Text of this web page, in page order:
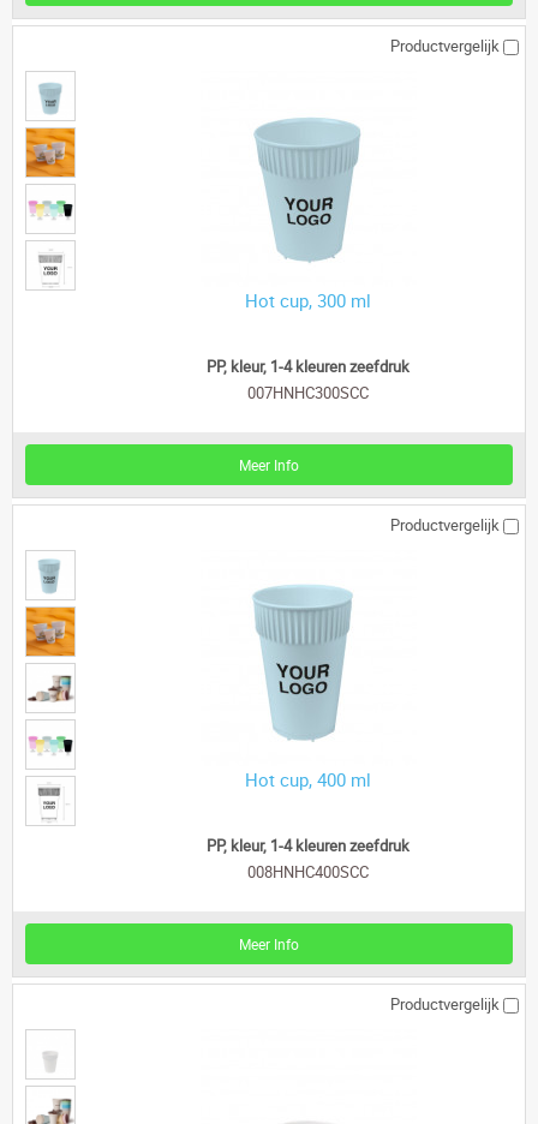
Productvergelijk
Hot cup, 300 ml
PP, kleur, 1-4 kleuren zeefdruk
007HNHC300SCC
Meer Info
Productvergelijk
Hot cup, 400 ml
PP, kleur, 1-4 kleuren zeefdruk
008HNHC400SCC
Meer Info
Productvergelijk